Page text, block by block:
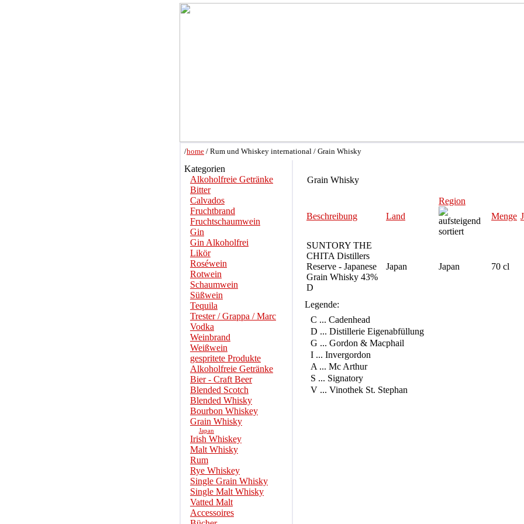
/home / Rum und Whiskey international / Grain Whisky
Kategorien
Alkoholfreie Getränke
Bitter
Calvados
Fruchtbrand
Fruchtschaumwein
Gin
Gin Alkoholfrei
Likör
Roséwein
Rotwein
Schaumwein
Süßwein
Tequila
Trester / Grappa / Marc
Vodka
Weinbrand
Weißwein
gespritete Produkte
Alkoholfreie Getränke
Bier - Craft Beer
Blended Scotch
Blended Whisky
Bourbon Whiskey
Grain Whisky
Japan
Irish Whiskey
Malt Whisky
Rum
Rye Whiskey
Single Grain Whisky
Single Malt Whisky
Vatted Malt
Accessoires
Grain Whisky
Beschreibung Land
Region
Menge
SUNTORY THE
CHITA Distillers
Reserve - Japanese
Grain Whisky 43%
D
Japan Japan 70 cl
Legende:
C ... Cadenhead
D ... Distillerie Eigenabfüllung
G ... Gordon & Macphail
I ... Invergordon
A ... Mc Arthur
S ... Signatory
V ... Vinothek St. Stephan